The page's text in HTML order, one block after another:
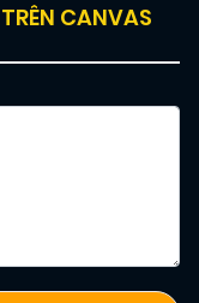
CANVAS